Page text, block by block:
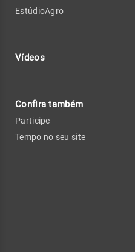
EstúdioAgro
Vídeos
Confira também
Participe
Tempo no seu site